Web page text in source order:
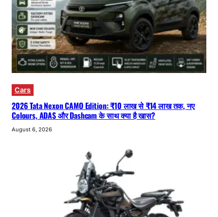
Cars
2026 Tata Nexon CAMO Edition: ₹10 लाख से ₹14 लाख तक, नए
Colours, ADAS और Dashcam के साथ क्या है खास?
August 6, 2026